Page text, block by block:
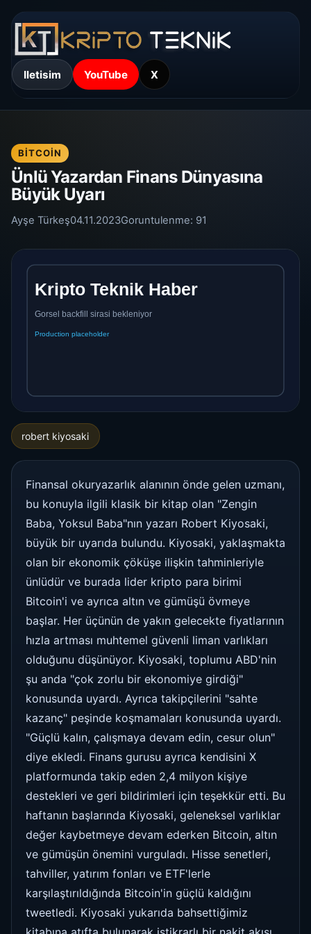
Iletisim YouTube X
BITCOIN
Ünlü Yazardan Finans Dünyasına
Büyük Uyarı
Ayşe Türkeş04.11.2023Goruntulenme: 91
robert kiyosaki
Finansal okuryazarlık alanının önde gelen uzmanı,
bu konuyla ilgili klasik bir kitap olan "Zengin
Baba, Yoksul Baba"nın yazarı Robert Kiyosaki,
büyük bir uyarıda bulundu. Kiyosaki, yaklaşmakta
olan bir ekonomik çöküşe ilişkin tahminleriyle
ünlüdür ve burada lider kripto para birimi
Bitcoin'i ve ayrıca altın ve gümüşü övmeye
başlar. Her üçünün de yakın gelecekte fiyatlarının
hızla artması muhtemel güvenli liman varlıkları
olduğunu düşünüyor. Kiyosaki, toplumu ABD'nin
şu anda "çok zorlu bir ekonomiye girdiği"
konusunda uyardı. Ayrıca takipçilerini "sahte
kazanç" peşinde koşmamaları konusunda uyardı.
"Güçlü kalın, çalışmaya devam edin, cesur olun"
diye ekledi. Finans gurusu ayrıca kendisini X
platformunda takip eden 2,4 milyon kişiye
destekleri ve geri bildirimleri için teşekkür etti. Bu
haftanın başlarında Kiyosaki, geleneksel varlıklar
değer kaybetmeye devam ederken Bitcoin, altın
ve gümüşün önemini vurguladı. Hisse senetleri,
tahviller, yatırım fonları ve ETF'lerle
karşılaştırıldığında Bitcoin'in güçlü kaldığını
tweetledi. Kiyosaki yukarıda bahsettiğimiz